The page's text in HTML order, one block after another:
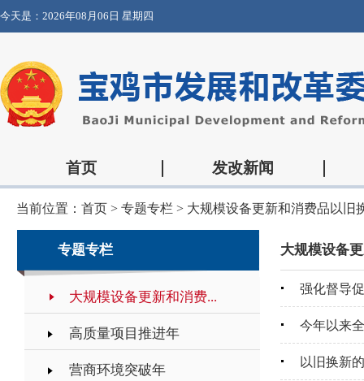
今天是： 2026年08月06日 星期四
首页 发改新闻
当前位置： 首页 > 专题专栏 > 大规模设备更新和消费品以旧
专题专栏
大规模设备更新和消费...
高质量项目推进年
营商环境突破年
大规模设备
强化督导
今年以来
以旧换新